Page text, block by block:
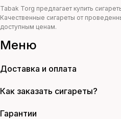
Tabak Torg предлагает купить
Качественные сигареты от
доступным ценам.
Меню
Доставка и оплата
Как заказать сигареты?
Гарантии